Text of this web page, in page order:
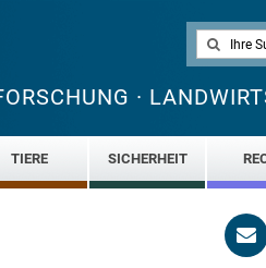
·
TIERE SICHERHEIT